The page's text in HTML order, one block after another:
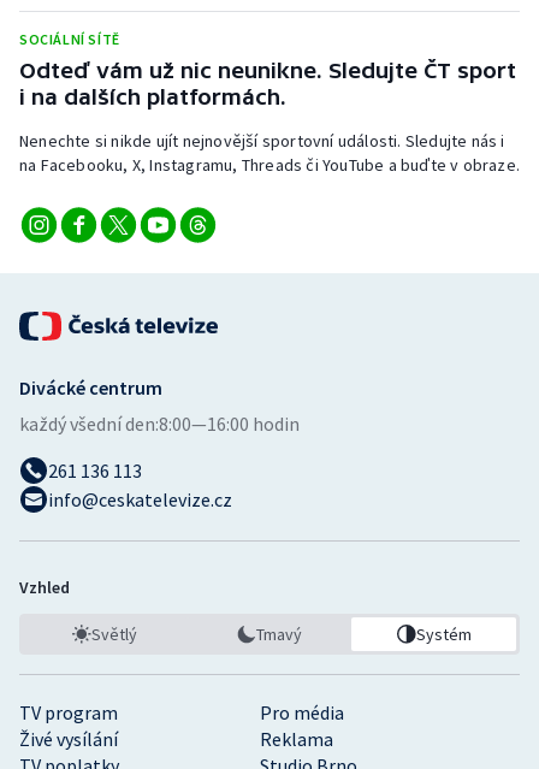
Rychlobruslení
Rychlostní kanoistika
Short track
Stolní tenis
Vodní slalom
Volejbal
Ostatní
SOCIÁLNÍ SÍTĚ
Odteď vám už nic neunikne. Sledujte ČT sport
i na dalších platformách.
Nenechte si nikde ujít nejnovější sportovní události. Sledujte nás i
na Facebooku, X, Instagramu, Threads či YouTube a buďte v obraze.
TV program
Pro média
Živé vysílání
Reklama
Divácké centrum
každý všední den:8:00—16:00 hodin
261 136 113
info@ceskatelevize.cz
Vzhled
Světlý Tmavý Systém